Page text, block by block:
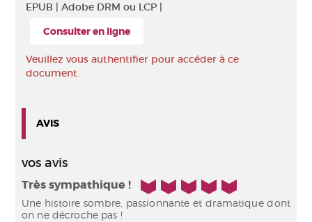
EPUB | Adobe DRM ou LCP |
Consulter en ligne
Veuillez vous authentifier pour accéder à ce
document.
AVIS
vos avis
Très sympathique ! 5/5
Une histoire sombre, passionnante et dramatique dont
on ne décroche pas !